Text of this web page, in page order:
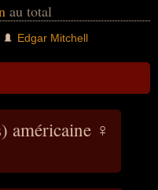
au total
Edgar Mitchell
américaine ♀